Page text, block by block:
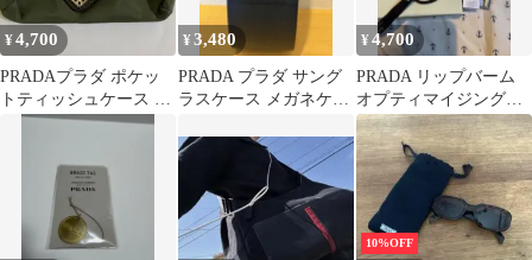
¥4,700
PRADAプラダ ポケッ
トティッシュケース ナ
イロン カーキ 三角ロゴ
¥3,480
PRADA プラダ サング
ラスケース メガネケー
¥4,700
PRADA リップバーム
オプティマイジングケ
ア
10%OFF